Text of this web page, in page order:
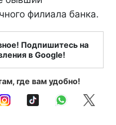
филиала банка.
Подпишитесь на
в Google!
где вам удобно!